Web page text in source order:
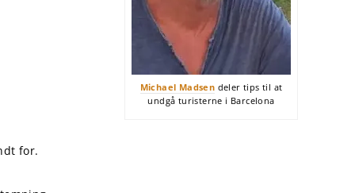
Michael Madsen deler tips til at
undgå turisterne i Barcelona
for.